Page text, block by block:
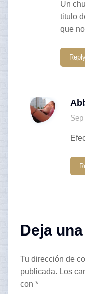
Un
titulo
que
Deja
Tu dirección de
publicada. Los
con *